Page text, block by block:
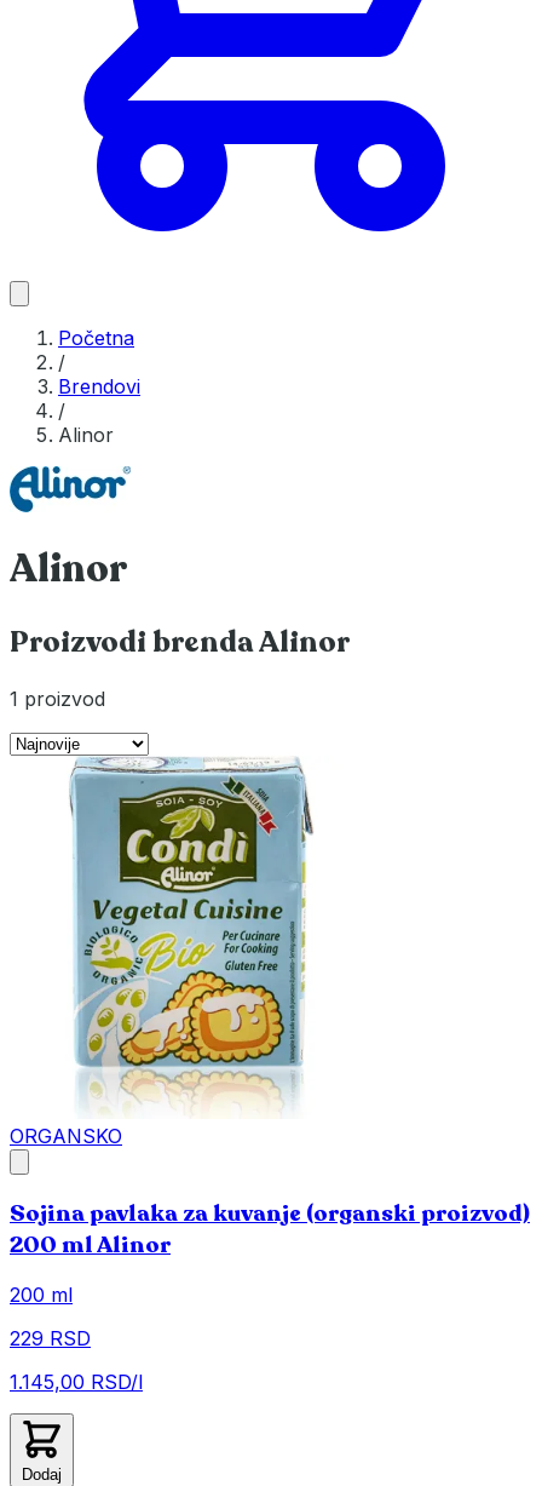
Početna
/
Brendovi
/
Alinor
Alinor
Proizvodi brenda Alinor
1 proizvod
ORGANSKO
Sojina pavlaka za kuvanje (organski proizvod)
200 ml Alinor
200 ml
229 RSD
1.145,00 RSD/l
Dodaj